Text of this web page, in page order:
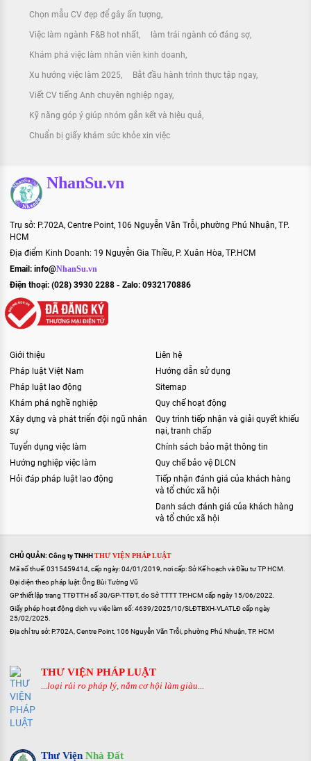
Chọn mẫu CV đẹp để gây ấn tượng
Việc làm ngành F&B hot nhất làm trái ngành có đáng sợ
Khám phá việc làm nhân viên kinh doanh
Xu hướng việc làm 2025 Bắt đầu hành trình thực tập ngay
Viết CV tiếng Anh chuyên nghiệp ngay
Kỹ năng góp ý giúp nhóm gắn kết và hiệu quả
Chuẩn bị giấy khám sức khỏe xin việc
NhanSu.vn
Trụ sở: P.702A, Centre Point, 106 Nguyễn Văn Trỗi, phường Phú Nhuận, TP.
HCM
Địa điểm Kinh Doanh: 19 Nguyễn Gia Thiều, P. Xuân Hòa, TP.HCM
Email: info@NhanSu.vn
Điện thoại: (028) 3930 2288 - Zalo: 0932170886
Giới thiệu
Pháp luật Việt Nam
Pháp luật lao động
Khám phá nghề nghiệp
Xây dựng và phát triển đội ngũ nhân
sự
Tuyển dụng việc làm
Hướng nghiệp việc làm
Hỏi đáp pháp luật lao động
Liên hệ
Hướng dẫn sử dụng
Sitemap
Quy chế hoạt động
Quy trình tiếp nhận và giải quyết khiếu
nại, tranh chấp
Chính sách bảo mật thông tin
Quy chế bảo vệ DLCN
Tiếp nhận đánh giá của khách hàng
và tổ chức xã hội
Danh sách đánh giá của khách hàng
và tổ chức xã hội
CHỦ QUẢN: Công ty TNHHTHƯ VIỆN PHÁP LUẬT
Mã số thuế: 0315459414, cấp ngày: 04/01/2019, nơi cấp: Sở Kế hoạch và Đầu tư TP HCM.
Đại diện theo pháp luật: Ông Bùi Tường Vũ
GP thiết lập trang TTĐTTH số 30/GP-TTĐT, do Sở TTTT TP.HCM cấp ngày 15/06/2022.
Giấy phép hoạt động dịch vụ việc làm số: 4639/2025/10/SLĐTBXH-VLATLĐ cấp ngày
25/02/2025.
Địa chỉ trụ sở: P.702A, Centre Point, 106 Nguyễn Văn Trỗi, phường Phú Nhuận, TP. HCM
THƯ VIỆN PHÁP LUẬT
...loại rủi ro pháp lý, nắm cơ hội làm giàu...
Thư Viện Nhà Đất